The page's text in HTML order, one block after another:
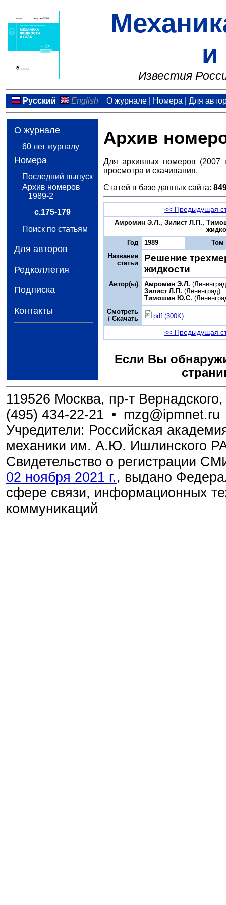
и
Известия
Русский English О журнале| Номера Для
О журнале
60 лет журналу
Номера
Последний выпуск
Архив номеров
1989-2
с.175-179
Поиск по статьям
Для авторов
Редколлегия
Подписка
Контакты
Архив
Для архивных номеров (2007
просмотра и скачивания.
Статей в базе данных сайта:
<< Предыдущая
Амромин Э.Л., Зилист Л.П.,
Год
1989
Том
Название
статьи
Решение
жидкости
Автор(ы) Амромин Э.Л.
Зилист Л.П. (Ленинград)
Тимошин Ю.С.
Смотреть
/ Скачать
pdf (300K)
<< Предыдущая
Если Вы
119526 Москва, пр-т
(495) 434-22-21 • mzg@ipmnet.ru
Учредители: Российская
механики им. А.Ю. Ишлинского
Свидетельство о регистрации
02 ноября 2021 г., выдано
сфере связи, информационных
коммуникаций